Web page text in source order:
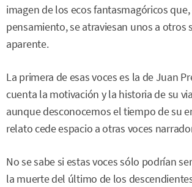
imagen de los ecos fantasmagóricos
pensamiento, se atraviesan unos a otros
aparente.
La primera de esas voces es la de Juan
cuenta la motivación y la historia de su
aunque desconocemos el tiempo de su
relato cede espacio a otras voces
No se sabe si estas voces sólo podrían
la muerte del último de los